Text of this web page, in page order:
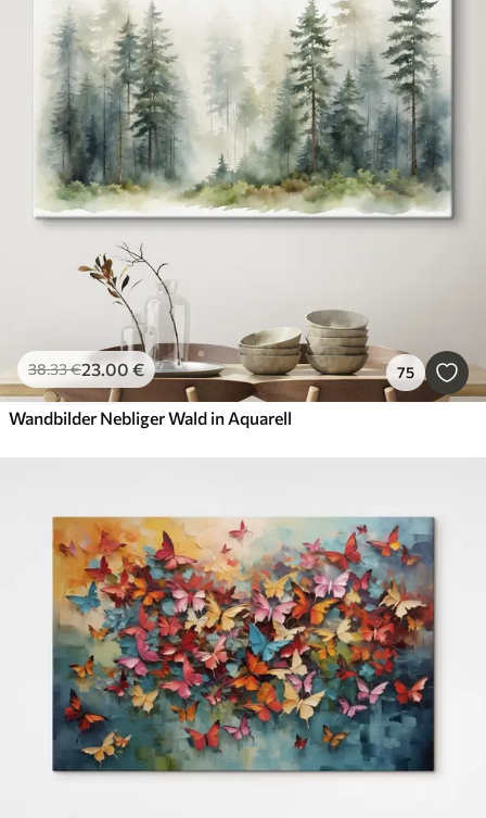
38.33€23.00 € 75
Wandbilder Nebliger Wald in Aquarell